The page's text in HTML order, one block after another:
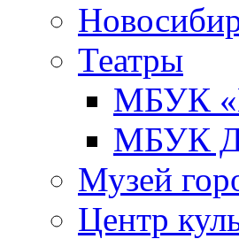
Театры
МБУК
МБУК
Музей
Центр